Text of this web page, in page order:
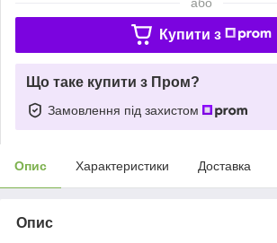
Купити з
Що таке купити з Пром?
Замовлення під захистом
Опис Характеристики Доставка
Опис